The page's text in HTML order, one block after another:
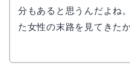
分もあると思うんだよね
た女性の末路を見てきた